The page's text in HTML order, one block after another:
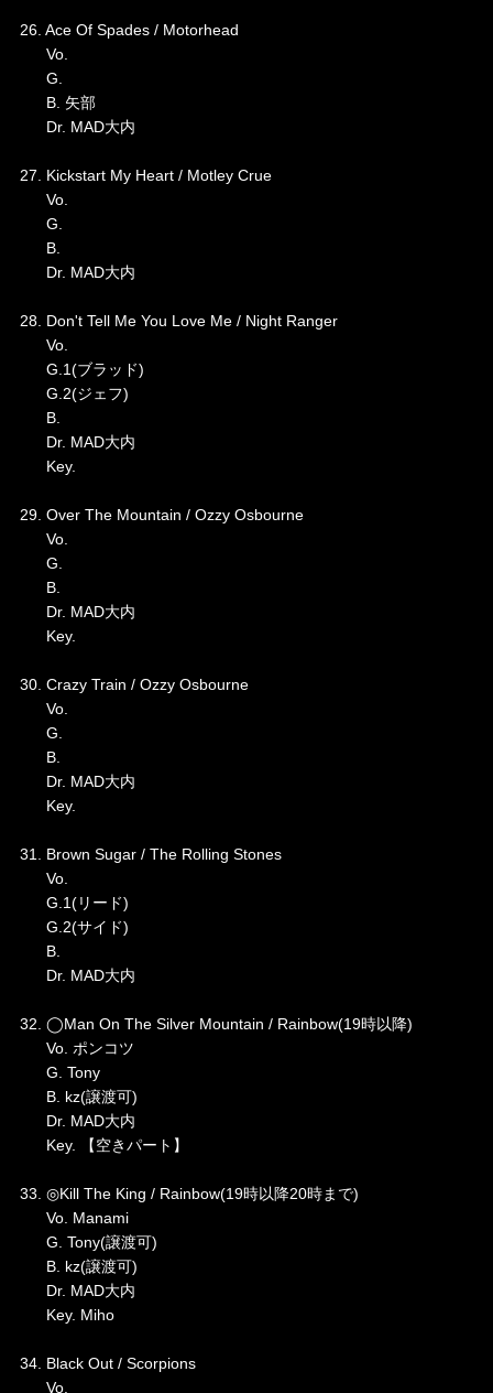
26. Ace Of Spades / Motorhead
Vo.
G.
B. 矢部
Dr. MAD大内
27. Kickstart My Heart / Motley Crue
Vo.
G.
B.
Dr. MAD大内
28. Don't Tell Me You Love Me / Night Ranger
Vo.
G.1(ブラッド)
G.2(ジェフ)
B.
Dr. MAD大内
Key.
29. Over The Mountain / Ozzy Osbourne
Vo.
G.
B.
Dr. MAD大内
Key.
30. Crazy Train / Ozzy Osbourne
Vo.
G.
B.
Dr. MAD大内
Key.
31. Brown Sugar / The Rolling Stones
Vo.
G.1(リード)
G.2(サイド)
B.
Dr. MAD大内
32. ◯Man On The Silver Mountain / Rainbow(19時以降)
Vo. ポンコツ
G. Tony
B. kz(譲渡可)
Dr. MAD大内
Key. 【空きパート】
33. ◎Kill The King / Rainbow(19時以降20時まで)
Vo. Manami
G. Tony(譲渡可)
B. kz(譲渡可)
Dr. MAD大内
Key. Miho
34. Black Out / Scorpions
Vo.